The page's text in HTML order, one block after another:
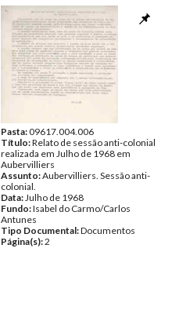
Pasta:09617.004.006
Título:Relato de sessão anti-colonial
realizada em Julho de 1968 em
Aubervilliers
Assunto:Aubervilliers. Sessão anti-
colonial.
Data:Julho de 1968
Fundo:Isabel do Carmo/Carlos
Antunes
Tipo Documental:Documentos
Página(s):2